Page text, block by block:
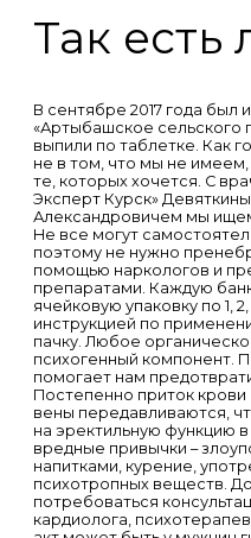
Так есть
В сентябре 2017 года был
«Артыбашское сельского
выпили по таблетке. Как
не в том, что мы не
те, которых хочется. С
Эксперт Курск»
Александровичем мы
Не все могут
поэтому не нужно
помощью наркологов и
препаратами. Каждую
ячейковую упаковку по 1,
инструкцией по
пачку. Любое
психогенный компонент.
помогает нам
Постепенно приток
вены передавливаются,
на эректильную функцию
вредные привычки –
напитками, курение,
психотропных веществ.
потребоваться
кардиолога,